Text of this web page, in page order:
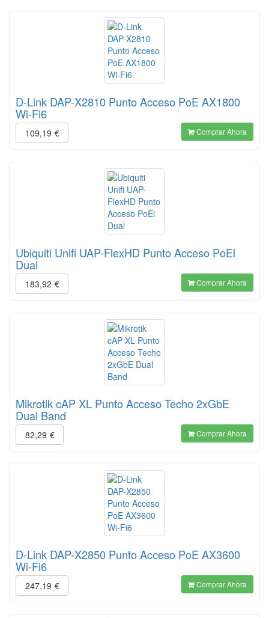
D-Link DAP-X2810 Punto Acceso PoE AX1800
Wi-Fi6
109,19 € Comprar Ahora
Ubiquiti Unifi UAP-FlexHD Punto Acceso PoEi
Dual
183,92 € Comprar Ahora
Mikrotik cAP XL Punto Acceso Techo 2xGbE
Dual Band
82,29 € Comprar Ahora
D-Link DAP-X2850 Punto Acceso PoE AX3600
Wi-Fi6
247,19 € Comprar Ahora